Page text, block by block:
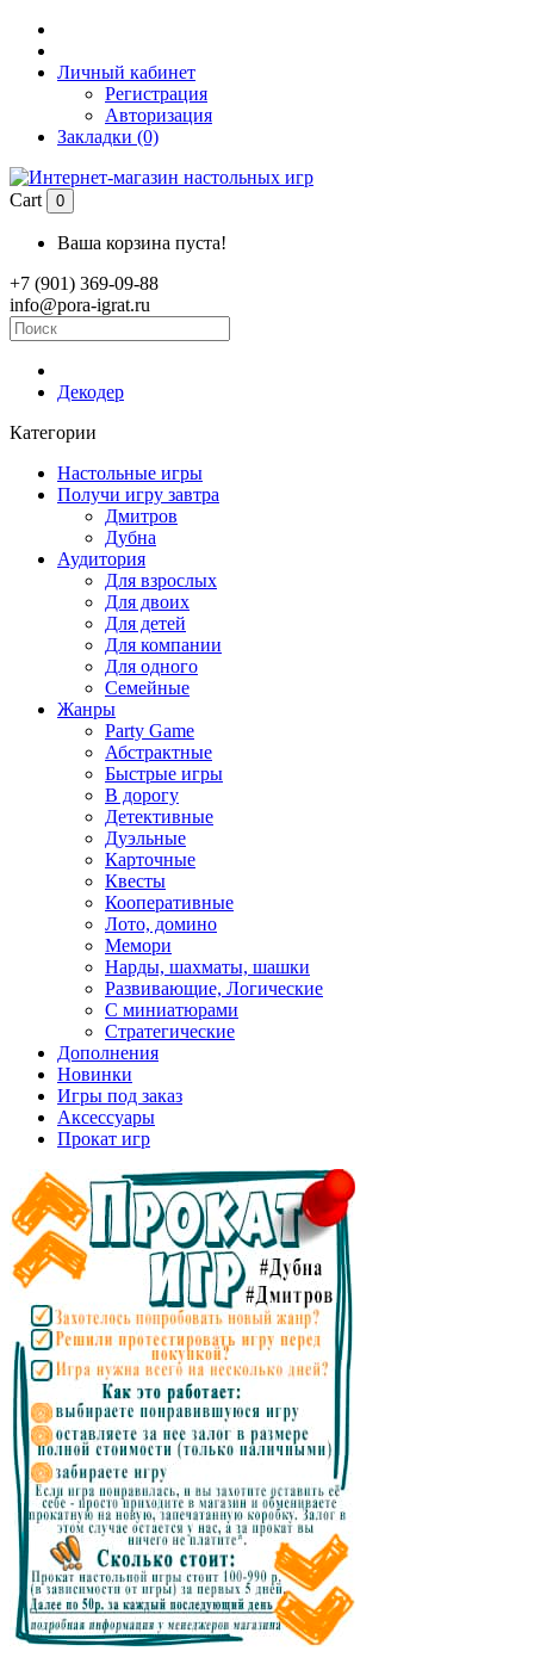
Личный кабинет
Регистрация
Авторизация
Закладки (0)
Cart 0
Ваша корзина пуста!
+7 (901) 369-09-88
info@pora-igrat.ru
Декодер
Категории
Настольные игры
Получи игру завтра
Дмитров
Дубна
Аудитория
Для взрослых
Для двоих
Для детей
Для компании
Для одного
Семейные
Жанры
Party Game
Абстрактные
Быстрые игры
В дорогу
Детективные
Дуэльные
Карточные
Квесты
Кооперативные
Лото, домино
Мемори
Нарды, шахматы, шашки
Развивающие, Логические
С миниатюрами
Стратегические
Дополнения
Новинки
Игры под заказ
Аксессуары
Прокат игр